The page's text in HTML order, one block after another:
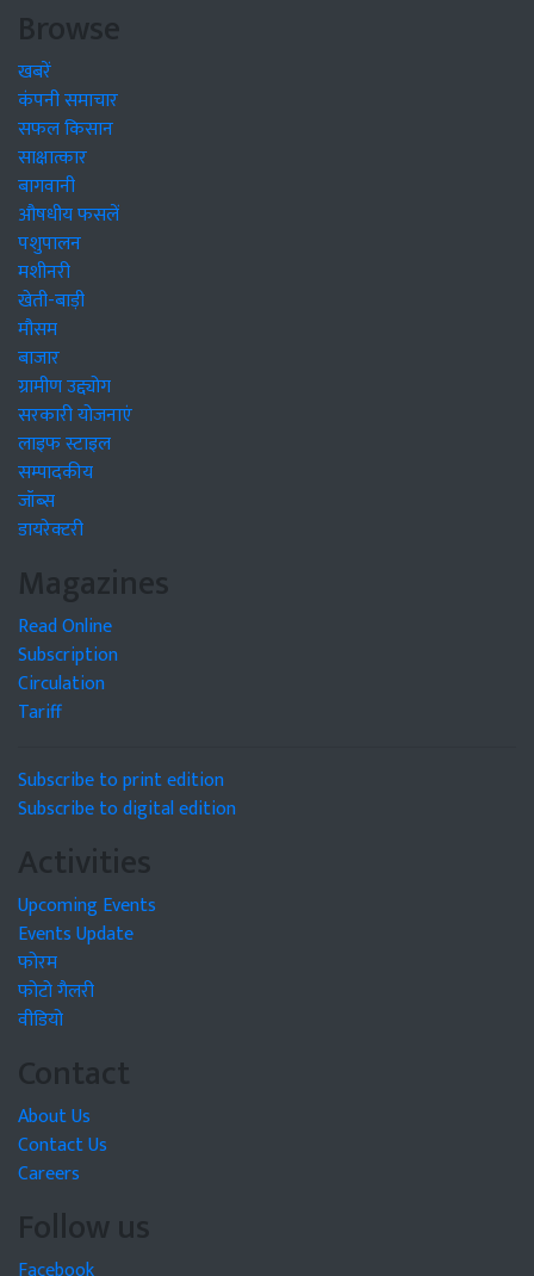
Browse
खबरें
कंपनी समाचार
सफल किसान
साक्षात्कार
बागवानी
औषधीय फसलें
पशुपालन
मशीनरी
खेती-बाड़ी
मौसम
बाजार
ग्रामीण उद्द्योग
सरकारी योजनाएं
लाइफ स्टाइल
सम्पादकीय
जॉब्स
डायरेक्टरी
Magazines
Read Online
Subscription
Circulation
Tariff
Subscribe to print edition
Subscribe to digital edition
Activities
Upcoming Events
Events Update
फोरम
फोटो गैलरी
वीडियो
Contact
About Us
Contact Us
Careers
Follow us